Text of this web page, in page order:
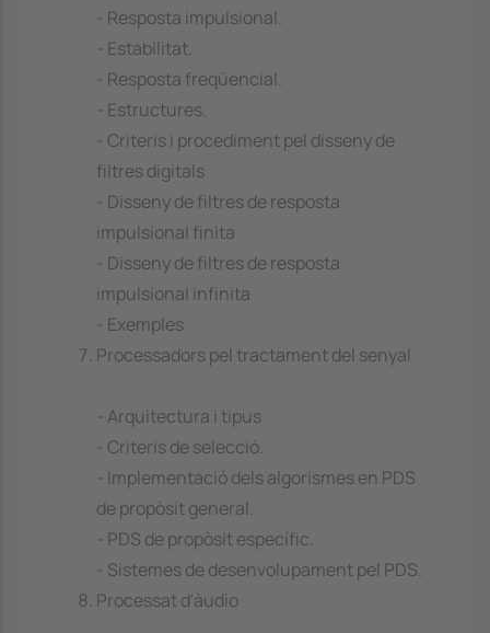
- Resposta impulsional.
- Estabilitat.
- Resposta freqüencial.
- Estructures.
- Criteris i procediment pel disseny de
filtres digitals
- Disseny de filtres de resposta
impulsional finita
- Disseny de filtres de resposta
impulsional infinita
- Exemples
Processadors pel tractament del senyal
- Arquitectura i tipus
- Criteris de selecció.
- Implementació dels algorismes en PDS
de propòsit general.
- PDS de propòsit específic.
- Sistemes de desenvolupament pel PDS.
Processat d'àudio